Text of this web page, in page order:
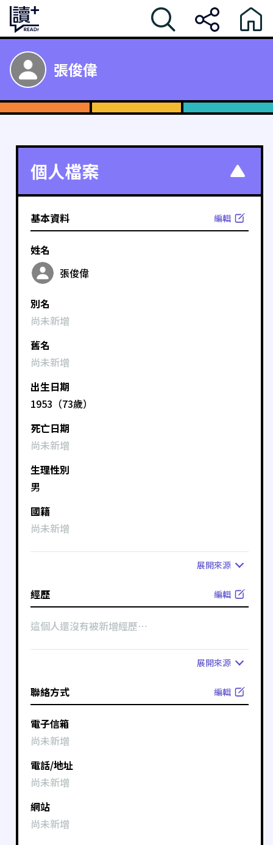
張俊偉
個人檔案
基本資料 編輯
姓名
張俊偉
別名
尚未新增
舊名
尚未新增
出生日期
1953（73歲）
死亡日期
尚未新增
生理性別
男
國籍
尚未新增
展開來源
經歷 編輯
這個人還沒有被新增經歷⋯
展開來源
聯絡方式 編輯
電子信箱
尚未新增
電話/地址
尚未新增
網站
尚未新增